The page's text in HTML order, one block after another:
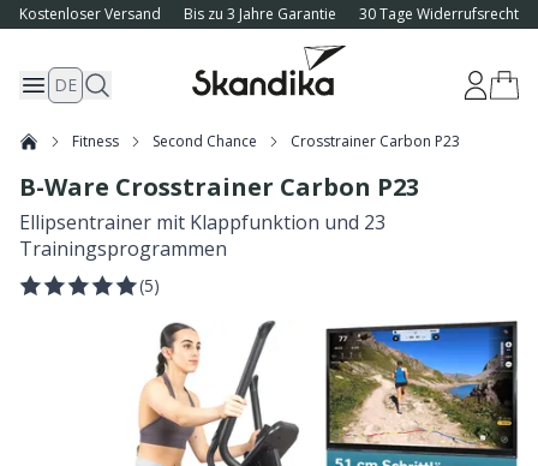
Kostenloser Versand Bis zu 3 Jahre Garantie 30 Tage Widerrufsrecht
DE
Fitness Second Chance Crosstrainer Carbon P23
B-Ware Crosstrainer Carbon P23
Ellipsentrainer mit Klappfunktion und 23
Trainingsprogrammen
(5)